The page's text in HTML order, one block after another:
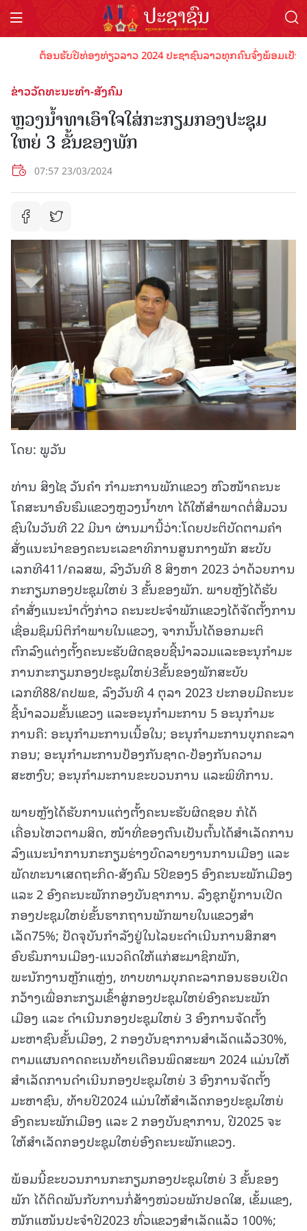
ຕ້ອນຮັບປີທ່ອງທ່ຽວລາວ 2024 ປະຊາຊົນລາວທຸກຄົນຈົ່ງພ້ອມເປັນ
ຂ່າວວັດທະນະທຳ-ສັງຄົມ
ຫຼວງນໍ້າທາເອົາໃຈໃສ່ກະກຽມກອງປະຊຸມ
ໃຫຍ່ 3 ຂັ້ນຂອງພັກ
07:57 23/03/2024
ໂດຍ: ພູວັນ
ທ່ານ ສິງໄຊ ວັນຄຳ ກຳມະການພັກແຂວງ ຫົວໜ້າຄະນະ
ໂຄສະນາອົບຮົມແຂວງຫຼວງນໍ້າທາ ໄດ້ໃຫ້ສຳພາດຕໍ່ສື່ມວນ
ຊົນໃນວັນທີ 22 ມີນາ ຜ່ານມານີ້ວ່າ:ໂດຍປະຕິບັດຕາມຄໍາ
ສັ່ງແນະນໍາຂອງຄະນະເລຂາທິການສູນກາງພັກ ສະບັບ
ເລກທີ411/ຄລສພ, ລົງວັນທີ 8 ສິງຫາ 2023 ວ່າດ້ວຍການ
ກະກຽມກອງປະຊຸມໃຫຍ່ 3 ຂັ້ນຂອງພັກ. ພາຍຫຼັງໄດ້ຮັບ
ຄຳສັ່ງແນະນຳດັ່ງກ່າວ ຄະນະປະຈໍາພັກແຂວງໄດ້ຈັດຕັ້ງການ
ເຊື່ອມຊຶມນິຕິກໍາພາຍໃນແຂວງ, ຈາກນັ້ນໄດ້ອອກມະຕິ
ຕົກລົງແຕ່ງຕັ້ງຄະນະຮັບຜິດຊອບຊີ້ນໍາລວມແລະອະນຸກໍາມະ
ການກະກຽມກອງປະຊຸມໃຫຍ່3ຂັ້ນຂອງພັກສະບັບ
ເລກທີ88/ຄປພຂ, ລົງວັນທີ 4 ຕຸລາ 2023 ປະກອບມີຄະນະ
ຊີ້ນໍາລວມຂັ້ນແຂວງ ແລະອະນຸກໍາມະການ 5 ອະນຸກໍາມະ
ການຄື: ອະນຸກໍາມະການເນື້ອໃນ; ອະນຸກໍາມະການບຸກຄະລາ
ກອນ; ອະນຸກໍາມະການປ້ອງກັນຊາດ-ປ້ອງກັນຄວາມ
ສະຫງົບ; ອະນຸກໍາມະການຂະບວນການ ແລະພິທີການ.
ພາຍຫຼັງໄດ້ຮັບການແຕ່ງຕັ້ງຄະນະຮັບຜິດຊອບ ກໍໄດ້
ເຄື່ອນໄຫວຕາມສິດ, ໜ້າທີ່ຂອງຕົນເປັນຕົ້ນໄດ້ສໍາເລັດການ
ລົງແນະນໍາການກະກຽມຮ່າງບົດລາຍງານການເມືອງ ແລະ
ພັດທະນາເສດຖະກິດ-ສັງຄົມ 5ປີຂອງ5 ອົງຄະນະພັກເມືອງ
ແລະ 2 ອົງຄະນະພັກກອງບັນຊາການ. ລົງຊຸກຍູ້ການເປີດ
ກອງປະຊຸມໃຫຍ່ຂັ້ນຮາກຖານພັກພາຍໃນແຂວງສໍາ
ເລັດ75%; ປັດຈຸບັນກຳລັງຢູ່ໃນໄລຍະດໍາເນີນການສຶກສາ
ອົບຮົມການເມືອງ-ແນວຄິດໃຫ້ແກ່ສະມາຊິກພັກ,
ພະນັກງານຫຼັກແຫຼ່ງ, ທາບທາມບຸກຄະລາກອນຮອບເປີດ
ກວ້າງເພື່ອກະກຽມເຂົ້າສູ່ກອງປະຊຸມໃຫຍ່ອົງຄະນະພັກ
ເມືອງ ແລະ ດໍາເນີນກອງປະຊຸມໃຫຍ່ 3 ອົງການຈັດຕັ້ງ
ມະຫາຊົນຂັ້ນເມືອງ, 2 ກອງບັນຊາການສໍາເລັດແລ້ວ30%,
ຕາມແຜນຄາດຄະເນທ້າຍເດືອນພຶດສະພາ 2024 ແມ່ນໃຫ້
ສໍາເລັດການດໍາເນີນກອງປະຊຸມໃຫຍ່ 3 ອົງການຈັດຕັ້ງ
ມະຫາຊົນ, ທ້າຍປີ2024 ແມ່ນໃຫ້ສໍາເລັດກອງປະຊຸມໃຫຍ່
ອົງຄະນະພັກເມືອງ ແລະ 2 ກອງບັນຊາການ, ປີ2025 ຈະ
ໃຫ້ສໍາເລັດກອງປະຊຸມໃຫຍ່ອົງຄະນະພັກແຂວງ.
ພ້ອມນີ້ຂະບວນການກະກຽມກອງປະຊຸມໃຫຍ່ 3 ຂັ້ນຂອງ
ພັກ ໄດ້ຕິດພັນກັບການກໍ່ສ້າງໜ່ວຍພັກປອດໃສ, ເຂັ້ມແຂງ,
ໜັກແໜ້ນປະຈໍາປີ2023 ທົ່ວແຂວງສໍາເລັດແລ້ວ 100%;